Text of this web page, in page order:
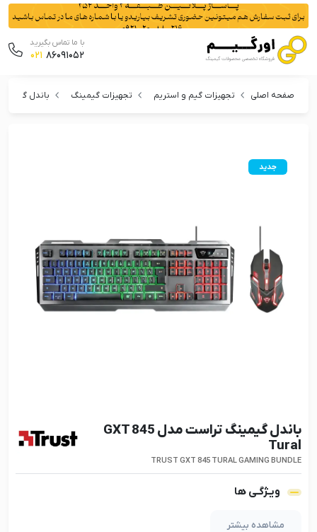
با ما تماس بگیرید
021 86091052
صفحه اصلی تجهیزات گیم و استریم تجهیزات گیمینگ باندل
جدید
باندل گیمینگ تراست مدل GXT 845
Tural
TRUST GXT 845 TURAL GAMING BUNDLE
ویـژگـی ها
مشاهده بیشتر